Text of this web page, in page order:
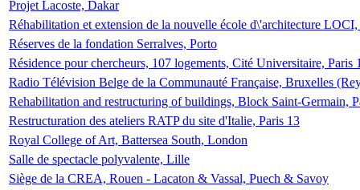
Projet Lacoste, Dakar
Réhabilitation et extension de la nouvelle école d\'architecture
Réserves de la fondation Serralves, Porto
Résidence pour chercheurs, 107 logements, Cité Universitaire, Paris
Radio Télévision Belge de la Communauté Française, Bruxelles
Rehabilitation and restructuring of buildings, Block Saint-Germain,
Restructuration des ateliers RATP du site d'Italie, Paris 13
Royal College of Art, Battersea South, London
Salle de spectacle polyvalente, Lille
Siège de la CREA, Rouen - Lacaton & Vassal, Puech & Savoy